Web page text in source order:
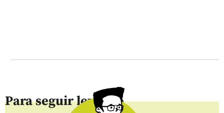
Para seguir leyendo